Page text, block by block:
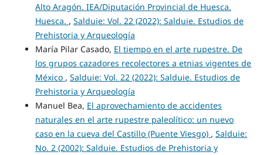
Alto Aragón. IEA/Diputación Provincial de Huesca.
Huesca. , Salduie: Vol. 22 (2022): Salduie. Estudios de
Prehistoria y Arqueología
María Pilar Casado, El tiempo en el arte rupestre. De
los grupos cazadores recolectores a etnias vigentes de
México , Salduie: Vol. 22 (2022): Salduie. Estudios de
Prehistoria y Arqueología
Manuel Bea, El aprovechamiento de accidentes
naturales en el arte rupestre paleolítico: un nuevo
caso en la cueva del Castillo (Puente Viesgo) , Salduie:
No. 2 (2002): Salduie. Estudios de Prehistoria y